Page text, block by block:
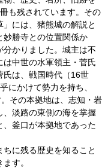
も残されています。その
には、猪熊城の解説と
妙勝寺との位置関係か
分かりました。城主は不
中世の水軍領主・菅氏
氏は、戦国時代（16世
にかけて勢力を持ち、
その本拠地は、志知・岩
淡路の東側の海を掌握
、釜口が本拠地であった
に残る歴史を知ること
す。